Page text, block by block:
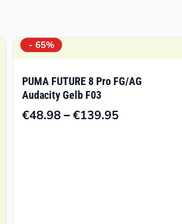
- 65%
PUMA FUTURE 8 Pro FG/AG
Audacity Gelb F03
€48.98–€139.95Preisspanne: